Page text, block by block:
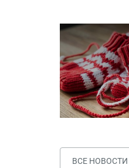
ВСЕ НОВОСТИ